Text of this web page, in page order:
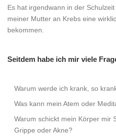
Es hat irgendwann in der
meiner Mutter an Krebs eine
bekommen.
Seitdem habe ich mir viele
Warum werde ich krank, so
Was kann mein Atem oder
Warum schickt mein Körper mir
Grippe oder Akne?